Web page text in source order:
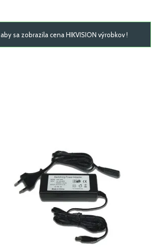
aby sa zobrazila cena HIKVISION výrobkov !